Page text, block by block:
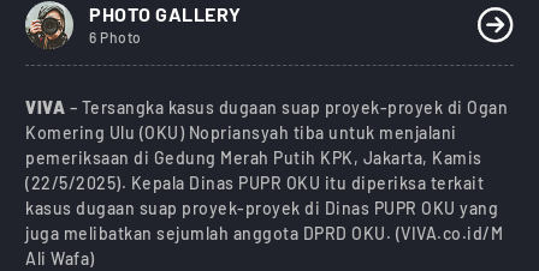
PHOTO GALLERY
6 Photo
VIVA – Tersangka kasus dugaan suap proyek-proyek di Ogan
Komering Ulu (OKU) Nopriansyah tiba untuk menjalani
pemeriksaan di Gedung Merah Putih KPK, Jakarta, Kamis
(22/5/2025). Kepala Dinas PUPR OKU itu diperiksa terkait
kasus dugaan suap proyek-proyek di Dinas PUPR OKU yang
juga melibatkan sejumlah anggota DPRD OKU. (VIVA.co.id/M
Ali Wafa)